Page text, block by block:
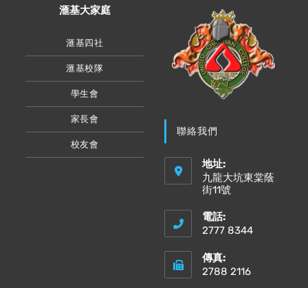
滙基大家庭
滙基四社
滙基校隊
學生會
家長會
校友會
聯絡我們
地址:
九龍大坑東棠蔭
街11號
電話:
2777 8344
傳真:
2788 2116